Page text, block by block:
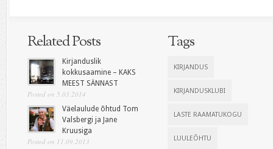
Related Posts
Kirjanduslik
kokkusaamine – KAKS
MEEST SÄNNAST
Posted on 5.03.2014
Väelaulude õhtud Tom
Valsbergi ja Jane
Kruusiga
Posted on 11.09.2013
Tags
KIRJANDUS
KIRJANDUSKLUBI
LASTE RAAMATUKOGU
LUULEÕHTU